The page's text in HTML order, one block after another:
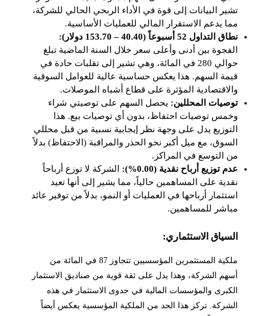
تشير البيانات إلى قوة في الأداء الربحي الحالي للشركة،
مما يدعم الاستقرار المالي للعمليات الأساسية.
نطاق التداول 52 أسبوعاً (40.40 – 153.70 دولار):
الفجوة بين أدنى وأعلى سعر خلال السنة الماضية تبلغ
حوالي 280 في المائة، وهي تشير إلى تقلبات حادة في
قيمة السهم. هذا يعكس حساسية عالية للعوامل السوقية
والاقتصادية المؤثرة على قطاع أشباه الموصلات.
توصيات المحللين:يحصل السهم على توصيتي شراء
وخمس توصيات احتفاظ، بدون أي توصيات بيع. هذا
التوزيع يدل على وجهة نظر إيجابية نسبية من قبل محللي
السوق، مع ميل أكبر نحو الحذر والمراقبة (الاحتفاظ) بدلاً
من التوسع في المراكز.
عدم توزيع أرباح نقدية (0.00%):
الشركة لا توزع أرباحاً
نقدية على المساهمين حالياً، مما يشير إلى أنها تعيد
استثمار أرباحها في العمليات أو النمو، بدلاً من توفير عائد
مباشر للمساهمين.
السياق الاستثماري:
ملكية المستثمرين المؤسسيين تتجاوز 87 في المائة من
أسهم الشركة، وهذا يدل على ثقة قوية من صناديق الاستثمار
الكبرى والمؤسسات المالية في جدوى الاستثمار في هذه
الشركة. تركز هذا الحد من الملكية المؤسسية يعكس أيضاً